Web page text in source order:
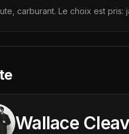
carburant. Le choix est pris:
Wallace